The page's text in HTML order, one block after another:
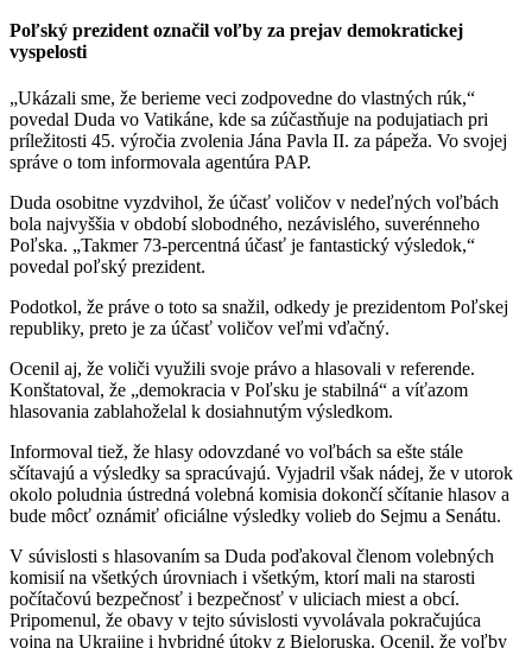
Poľský prezident označil voľby za prejav demokratickej
vyspelosti
„Ukázali sme, že berieme veci zodpovedne do vlastných rúk,“
povedal Duda vo Vatikáne, kde sa zúčastňuje na podujatiach pri
príležitosti 45. výročia zvolenia Jána Pavla II. za pápeža. Vo svojej
správe o tom informovala agentúra PAP.
Duda osobitne vyzdvihol, že účasť voličov v nedeľných voľbách
bola najvyššia v období slobodného, nezávislého, suverénneho
Poľska. „Takmer 73-percentná účasť je fantastický výsledok,“
povedal poľský prezident.
Podotkol, že práve o toto sa snažil, odkedy je prezidentom Poľskej
republiky, preto je za účasť voličov veľmi vďačný.
Ocenil aj, že voliči využili svoje právo a hlasovali v referende.
Konštatoval, že „demokracia v Poľsku je stabilná“ a víťazom
hlasovania zablahoželal k dosiahnutým výsledkom.
Informoval tiež, že hlasy odovzdané vo voľbách sa ešte stále
sčítavajú a výsledky sa spracúvajú. Vyjadril však nádej, že v utorok
okolo poludnia ústredná volebná komisia dokončí sčítanie hlasov a
bude môcť oznámiť oficiálne výsledky volieb do Sejmu a Senátu.
V súvislosti s hlasovaním sa Duda poďakoval členom volebných
komisií na všetkých úrovniach i všetkým, ktorí mali na starosti
počítačovú bezpečnosť i bezpečnosť v uliciach miest a obcí.
Pripomenul, že obavy v tejto súvislosti vyvolávala pokračujúca
vojna na Ukrajine i hybridné útoky z Bieloruska. Ocenil, že voľby